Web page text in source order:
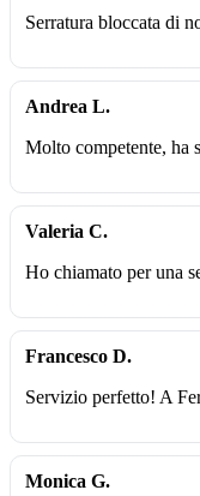
Serratura bloccata di
Andrea L.
Molto competente, ha
Valeria C.
Ho chiamato per una
Francesco D.
Servizio perfetto! A
Monica G.